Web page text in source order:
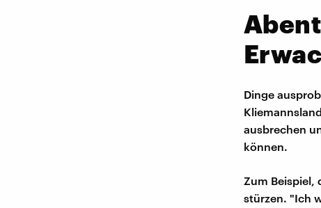
Dinge
ausbrechen
können.
Zum Beispiel,
stürzen. "Ich